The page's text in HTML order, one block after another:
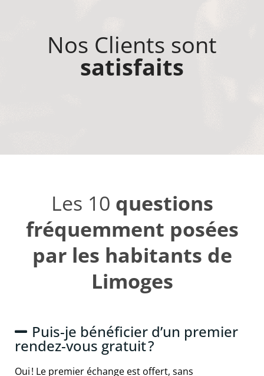
Nos Clients sont
satisfaits
Les 10 questions
fréquemment posées
par les habitants de
Limoges
Puis-je bénéficier d’un premier
rendez-vous gratuit ?
Oui ! Le premier échange est offert, sans